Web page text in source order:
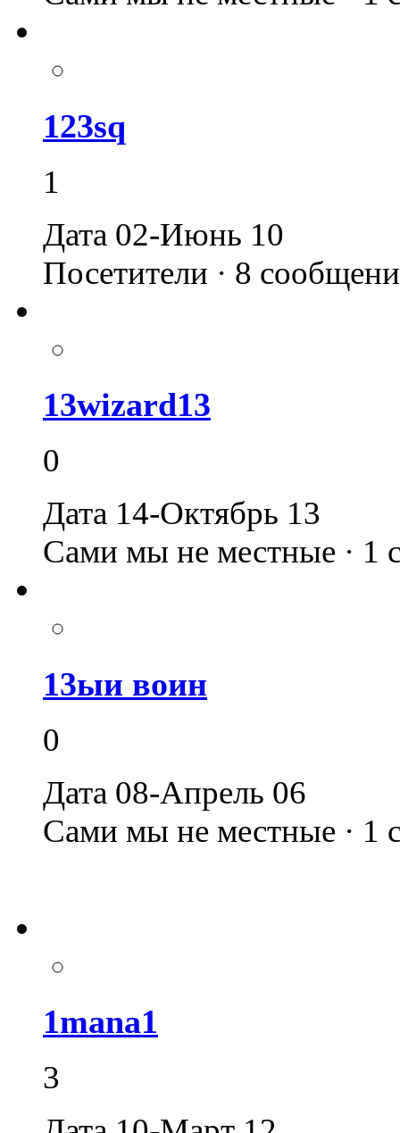
123sq
1
Дата 02-Июнь 10
Посетители · 8
13wizard13
0
Дата 14-Октябрь 13
Сами мы не местные · 1
13ыи воин
0
Дата 08-Апрель 06
Сами мы не местные · 1
1mana1
3